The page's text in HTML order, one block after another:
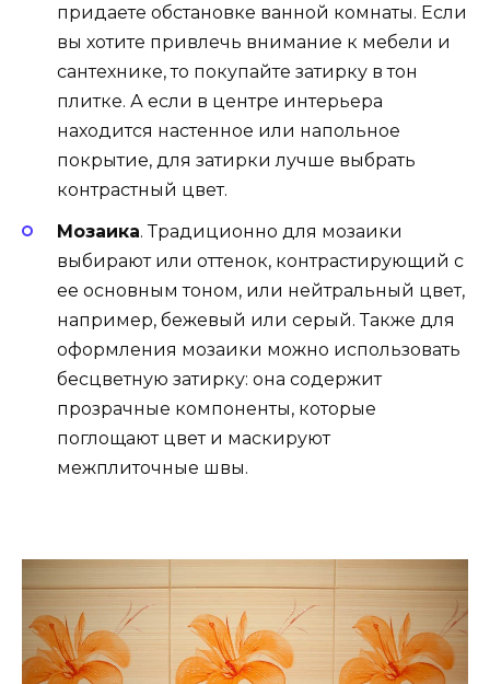
придаете обстановке ванной комнаты. Если
вы хотите привлечь внимание к мебели и
сантехнике, то покупайте затирку в тон
плитке. А если в центре интерьера
находится настенное или напольное
покрытие, для затирки лучше выбрать
контрастный цвет.
Мозаика. Традиционно для мозаики
выбирают или оттенок, контрастирующий с
ее основным тоном, или нейтральный цвет,
например, бежевый или серый. Также для
оформления мозаики можно использовать
бесцветную затирку: она содержит
прозрачные компоненты, которые
поглощают цвет и маскируют
межплиточные швы.